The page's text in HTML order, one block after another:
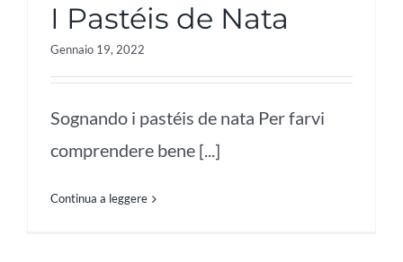
I Pastéis de Nata
Gennaio 19, 2022
Sognando i pastéis de nata Per farvi
comprendere bene [...]
Continua a leggere